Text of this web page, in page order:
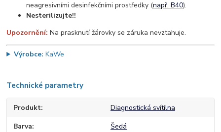
neagresivními desinfekčními prostředky (např. B40).
Nesterilizujte!!
Upozornění: Na prasknutí žárovky se záruka nevztahuje.
Výrobce: KaWe
Technické parametry
Produkt Diagnostická svítilna
Barva Šedá